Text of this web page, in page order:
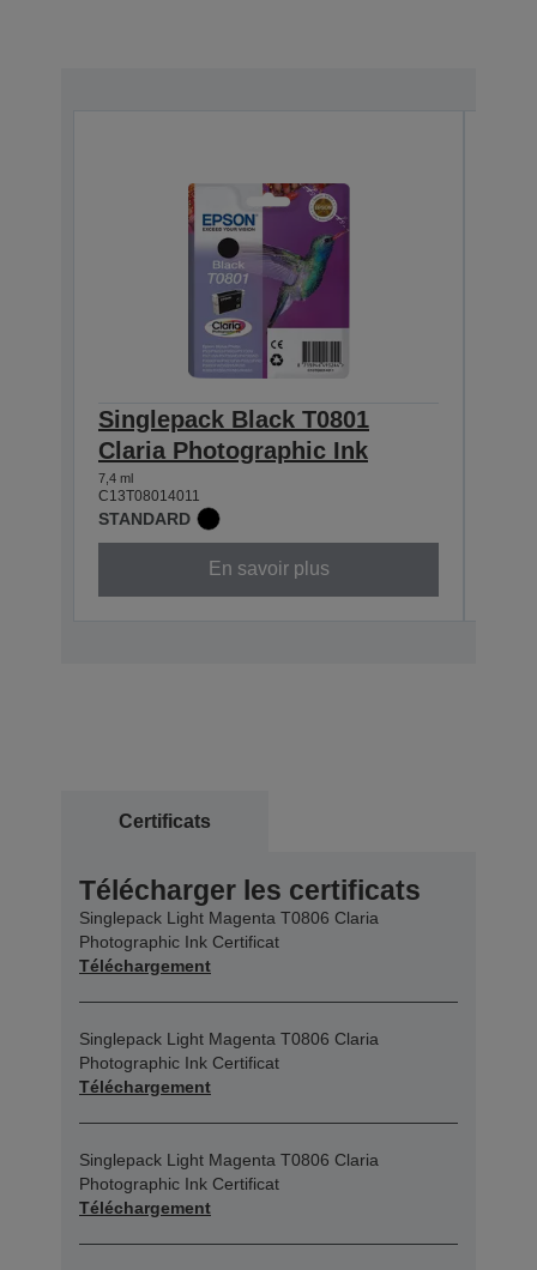
Singlepack Black T0801
Claria Photographic Ink
7,4 ml
C13T08014011
STANDARD
En savoir plus
Certificats
Télécharger les certificats
Singlepack Light Magenta T0806 Claria
Photographic Ink Certificat
Téléchargement
Singlepack Light Magenta T0806 Claria
Photographic Ink Certificat
Téléchargement
Singlepack Light Magenta T0806 Claria
Photographic Ink Certificat
Téléchargement